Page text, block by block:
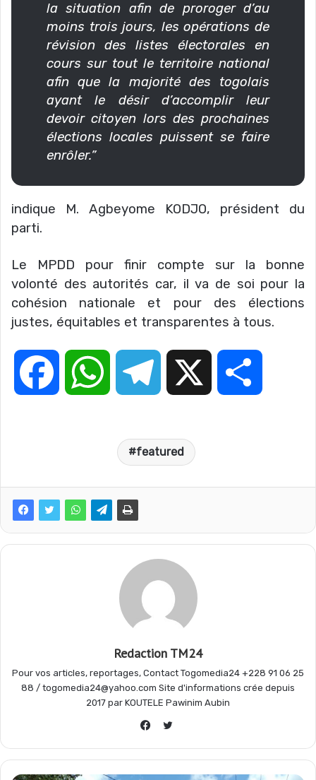
la situation afin de proroger d’au
moins trois jours, les opérations de
révision des listes électorales en
cours sur tout le territoire national
afin que la majorité des togolais
ayant le désir d’accomplir leur
devoir citoyen lors des prochaines
élections locales puissent se faire
enrôler.”
indique M. Agbeyome KODJO, président du
parti.
Le MPDD pour finir compte sur la bonne
volonté des autorités car, il va de soi pour la
cohésion nationale et pour des élections
justes, équitables et transparentes à tous.
k p
l
m r
featured
Redaction TM24
Pour vos articles, reportages, Contact Togomedia24 +228 91 06 25
88 / togomedia24@yahoo.com Site d'informations crée depuis
2017 par KOUTELE Pawinim Aubin
Twitter